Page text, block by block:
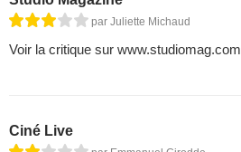
par Juliette Michaud
Voir la critique sur www.studiomag.com
Ciné Live